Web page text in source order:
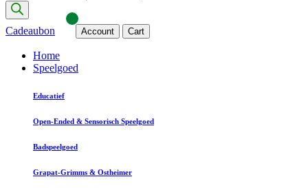
Cadeaubon Account Cart
Home
Speelgoed
Educatief
Open-Ended & Sensorisch Speelgoed
Badspeelgoed
Grapat-Grimms & Ostheimer